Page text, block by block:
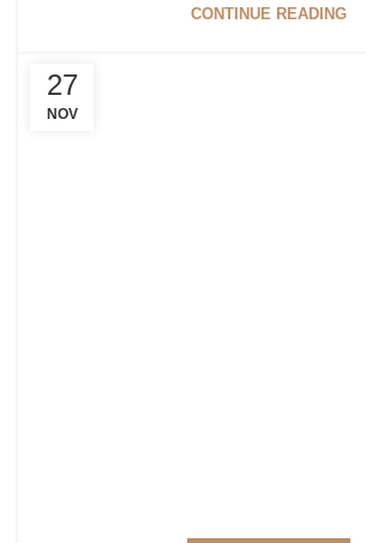
CONTINUE READING
27
NOV